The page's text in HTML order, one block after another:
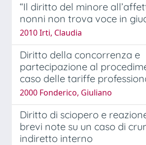
“Il diritto del minore
nonni non trova voce in
2010 Irti, Claudia
Diritto della concorrenza e
partecipazione al
caso delle tariffe
2000 Fonderico, Giuliano
Diritto di sciopero e
brevi note su un caso di
indiretto interno